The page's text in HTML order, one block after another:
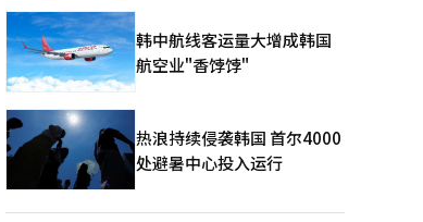
韩中航线客运量大增成韩国
航空业"香饽饽"
热浪持续侵袭韩国 首尔4000
处避暑中心投入运行